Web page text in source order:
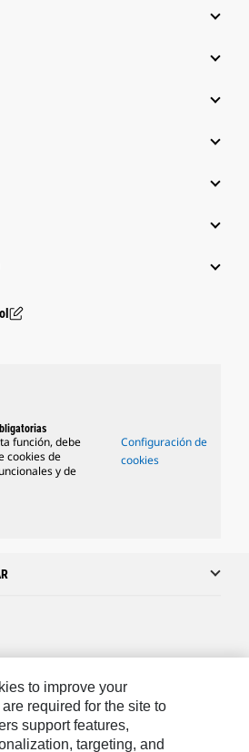
función, debe
cookies de
y de
Configuración de
cookies
to improve your
required for the site to
support features,
targeting, and